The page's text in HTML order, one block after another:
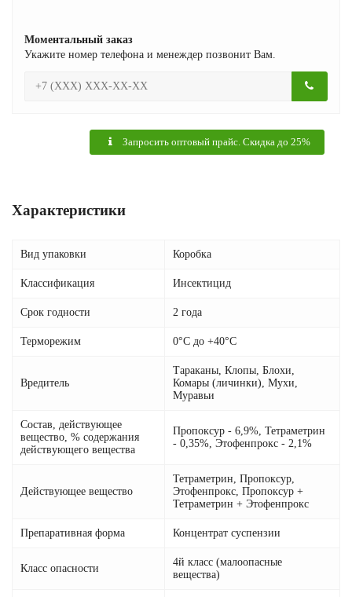
Моментальный заказ
Укажите номер телефона и менеждер позвонит Вам.
Запросить оптовый прайс. Скидка до 25%
Характеристики
Вид упаковки Коробка
Классификация Инсектицид
Срок годности 2 года
Терморежим 0°C до +40°C
Вредитель
Тараканы, Клопы, Блохи,
Комары (личинки), Мухи,
Муравьи
Состав, действующее
вещество, % содержания
действующего вещества
Пропоксур - 6,9%, Тетраметрин
- 0,35%, Этофенпрокс - 2,1%
Действующее вещество
Тетраметрин, Пропоксур,
Этофенпрокс, Пропоксур +
Тетраметрин + Этофенпрокс
Препаративная форма Концентрат суспензии
Класс опасности
4й класс (малоопасные
вещества)